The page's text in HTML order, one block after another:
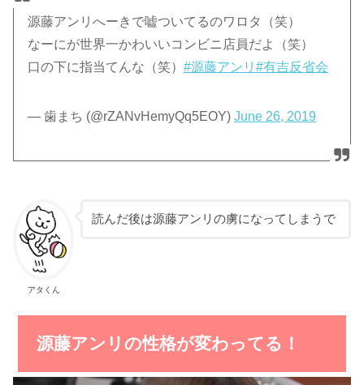
源藤アンリへーきで嘘ついてるのワロタ（笑）
なーにが世界一かわいいコンビニ店員だよ（笑）
口の下に指当てんな（笑）#源藤アンリ#有吉反省会
— 歯まち (@rZANvHemyQq5EOY)June 26, 2019
アタくん
読んだ後は源藤アンリの虜になってしまうで
源藤アンリの性格が変わってる！